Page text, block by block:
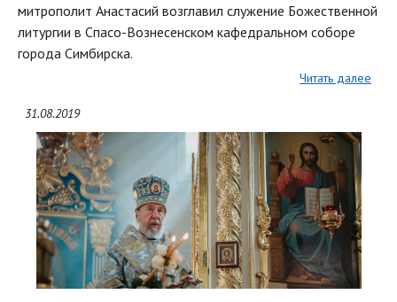
митрополит Анастасий возглавил служение Божественной
литургии в Спасо-Вознесенском кафедральном соборе
города Симбирска.
Читать далее
31.08.2019